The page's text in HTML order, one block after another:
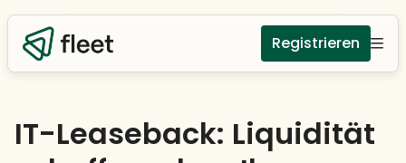
Registrieren
IT-Leaseback: Liquidität